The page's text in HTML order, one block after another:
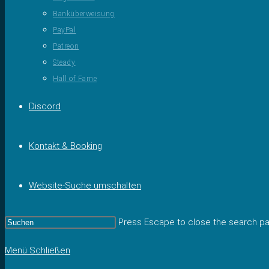
Banküberweisung
PayPal
Patreon
Steady
Hall of Fame
Discord
Kontakt & Booking
Website-Suche umschalten
Press Escape to close the search
Menü Schließen